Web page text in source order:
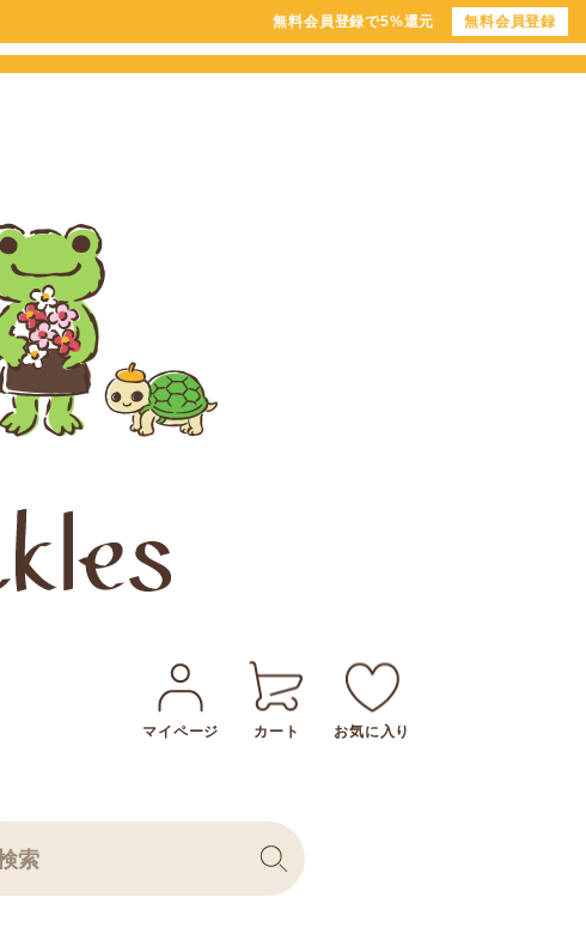
無料会員登録で5%還元 無料会員登録
マイページ カート お気に入り